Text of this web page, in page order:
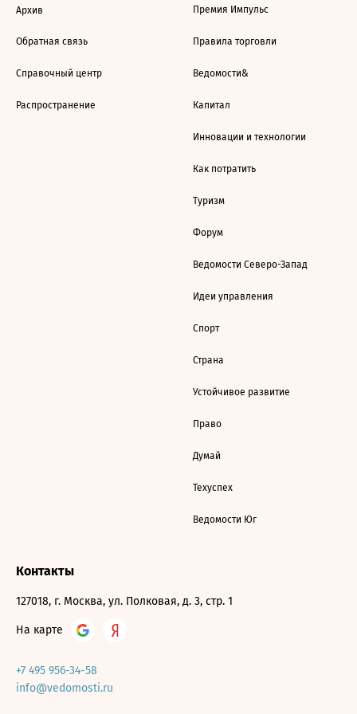
Архив
Обратная связь
Справочный центр
Распространение
Премия Импульс
Правила торговли
Ведомости&
Капитал
Инновации и технологии
Как потратить
Туризм
Форум
Ведомости Северо-Запад
Идеи управления
Спорт
Страна
Устойчивое развитие
Право
Думай
Техуспех
Ведомости Юг
Контакты
127018, г. Москва, ул. Полковая, д. 3, стр. 1
На карте
+7 495 956-34-58
info@vedomosti.ru